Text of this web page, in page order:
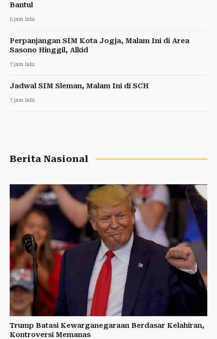
Bantul
5 jam lalu
Perpanjangan SIM Kota Jogja, Malam Ini di Area
Sasono Hinggil, Alkid
7 jam lalu
Jadwal SIM Sleman, Malam Ini di SCH
7 jam lalu
Berita Nasional
Trump Batasi Kewarganegaraan Berdasar Kelahiran,
Kontroversi Memanas